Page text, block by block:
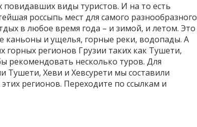
виды туристов. И на то есть
россыпь мест для самого разнообразного
в любое время года – и зимой, и летом. Это
каньоны и ущелья, горные реки, водопады. А
регионов Грузии таких как Тушети,
рекомендовать несколько туров. Для
Тушети, Хеви и Хевсурети мы составили
регионов. Переходите по ссылкам и